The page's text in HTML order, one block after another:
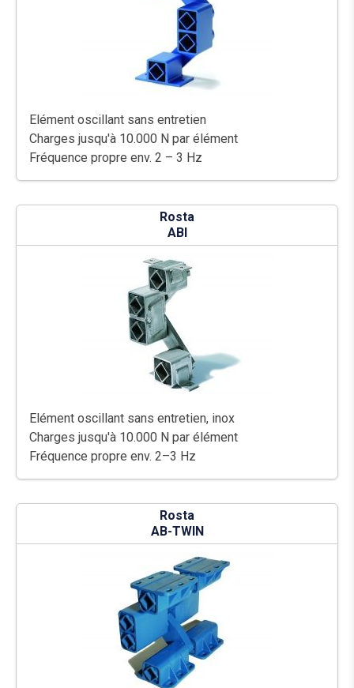
Elément oscillant sans entretien
Charges jusqu'à 10.000 N par élément
Fréquence propre env. 2 – 3 Hz
Rosta
ABI
Elément oscillant sans entretien, inox
Charges jusqu'à 10.000 N par élément
Fréquence propre env. 2–3 Hz
Rosta
AB-TWIN